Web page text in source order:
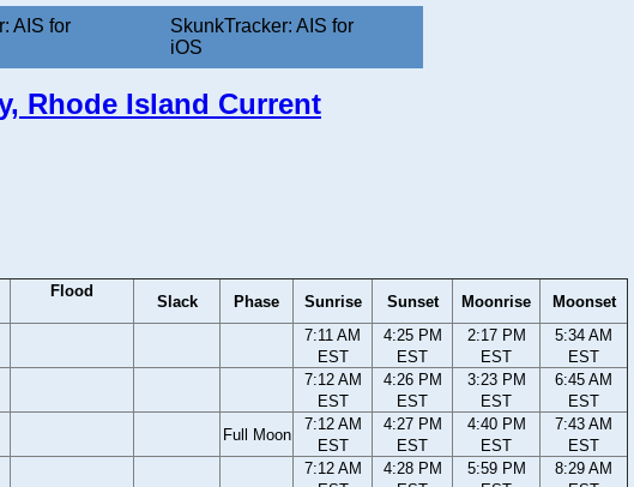
AIS for
SkunkTracker: AIS for
iOS
Rhode Island Current
Flood
Slack Phase Sunrise Sunset Moonrise
Moonset
7:11 AM
EST
4:25 PM
EST
2:17 PM
EST
5:34 AM
EST
7:12 AM
EST
4:26 PM
EST
3:23 PM
EST
6:45 AM
EST
Full Moon
7:12 AM
EST
4:27 PM
EST
4:40 PM
EST
7:43 AM
EST
7:12 AM
4:28 PM
5:59 PM
8:29 AM